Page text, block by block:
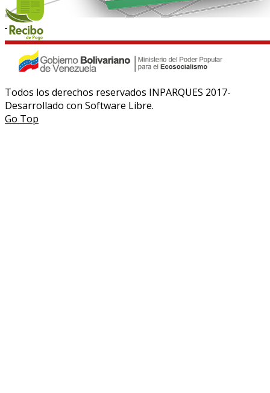
Todos los derechos reservados INPARQUES 2017-
Desarrollado con Software Libre.
Go Top